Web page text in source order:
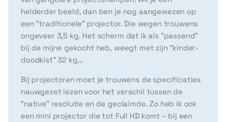
helderder beeld, dan ben je nog aangewezen op
een “traditionele” projector. Die wegen trouwens
ongeveer 3,5 kg. Het scherm dat ik als “passend”
bij de mijne gekocht heb, weegt met zijn “kinder-
doodkist” 32 kg…
Bij projectoren moet je trouwens de specificaties
nauwgezet lezen voor het verschil tussen de
“native” resolutie en de geclaimde. Zo heb ik ook
een mini projector die tot Full HD komt – bij een